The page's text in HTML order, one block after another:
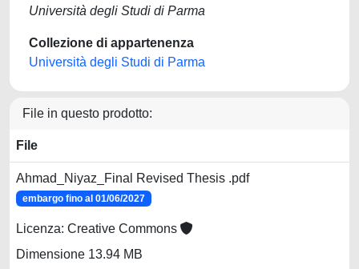
Università degli Studi di Parma
Collezione di appartenenza
Università degli Studi di Parma
File in questo prodotto:
File
Ahmad_Niyaz_Final Revised Thesis .pdf
embargo fino al 01/06/2027
Licenza: Creative Commons
Dimensione 13.94 MB